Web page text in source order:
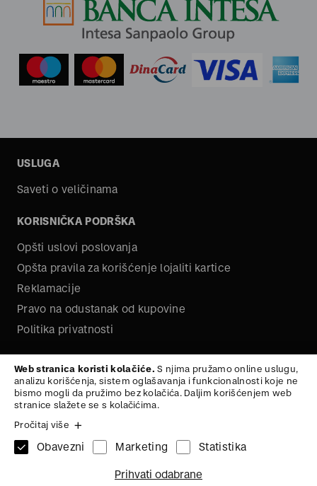
32
USLUGA
Saveti o veličinama
KORISNIČKA PODRŠKA
Opšti uslovi poslovanja
Opšta pravila za korišćenje lojaliti kartice
Reklamacije
Pravo na odustanak od kupovine
Politika privatnosti
Kariera
Web stranica koristi kolačiće. S njima pružamo online uslugu,
analizu korišćenja, sistem oglašavanja i funkcionalnosti koje ne
bismo mogli da pružimo bez kolačića. Daljim korišćenjem web
stranice slažete se s kolačićima.
Pročitaj više
Obavezni Marketing Statistika
Prihvati odabrane